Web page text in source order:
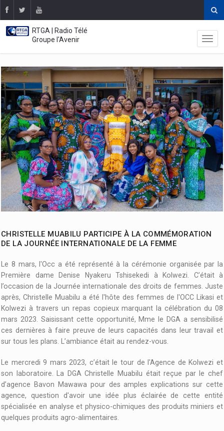
RTGA | Radio Télé
Groupe l'Avenir
CHRISTELLE MUABILU PARTICIPE À LA COMMÉMORATION
DE LA JOURNÉE INTERNATIONALE DE LA FEMME
Le 8 mars, l'Occ a été représenté à la cérémonie organisée par la
Première dame Denise Nyakeru Tshisekedi à Kolwezi. C’était à
l’occasion de la Journée internationale des droits de femmes. Juste
après, Christelle Muabilu a été l'hôte des femmes de l'OCC Likasi et
Kolwezi à travers un repas copieux marquant la célébration du 08
mars 2023. Saisissant cette opportunité, Mme le DGA a sensibilisé
ces dernières à faire preuve de leurs capacités dans leur travail et
sur tous les plans. L’ambiance était au rendez-vous.
Le mercredi 9 mars 2023, c’était le tour de l'Agence de Kolwezi et
son laboratoire. La DGA Christelle Muabilu était reçue par le chef
d’agence Bavon Mawawa pour des amples explications sur cette
agence, question d'avoir une idée plus éclairée de cette entité
spécialisée en analyse et physico-chimiques des produits miniers et
quelques produits agro-alimentaires.